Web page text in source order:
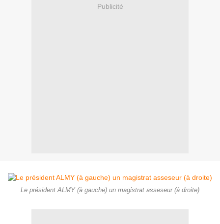
Publicité
Le président ALMY (à gauche) un magistrat asseseur (à droite)